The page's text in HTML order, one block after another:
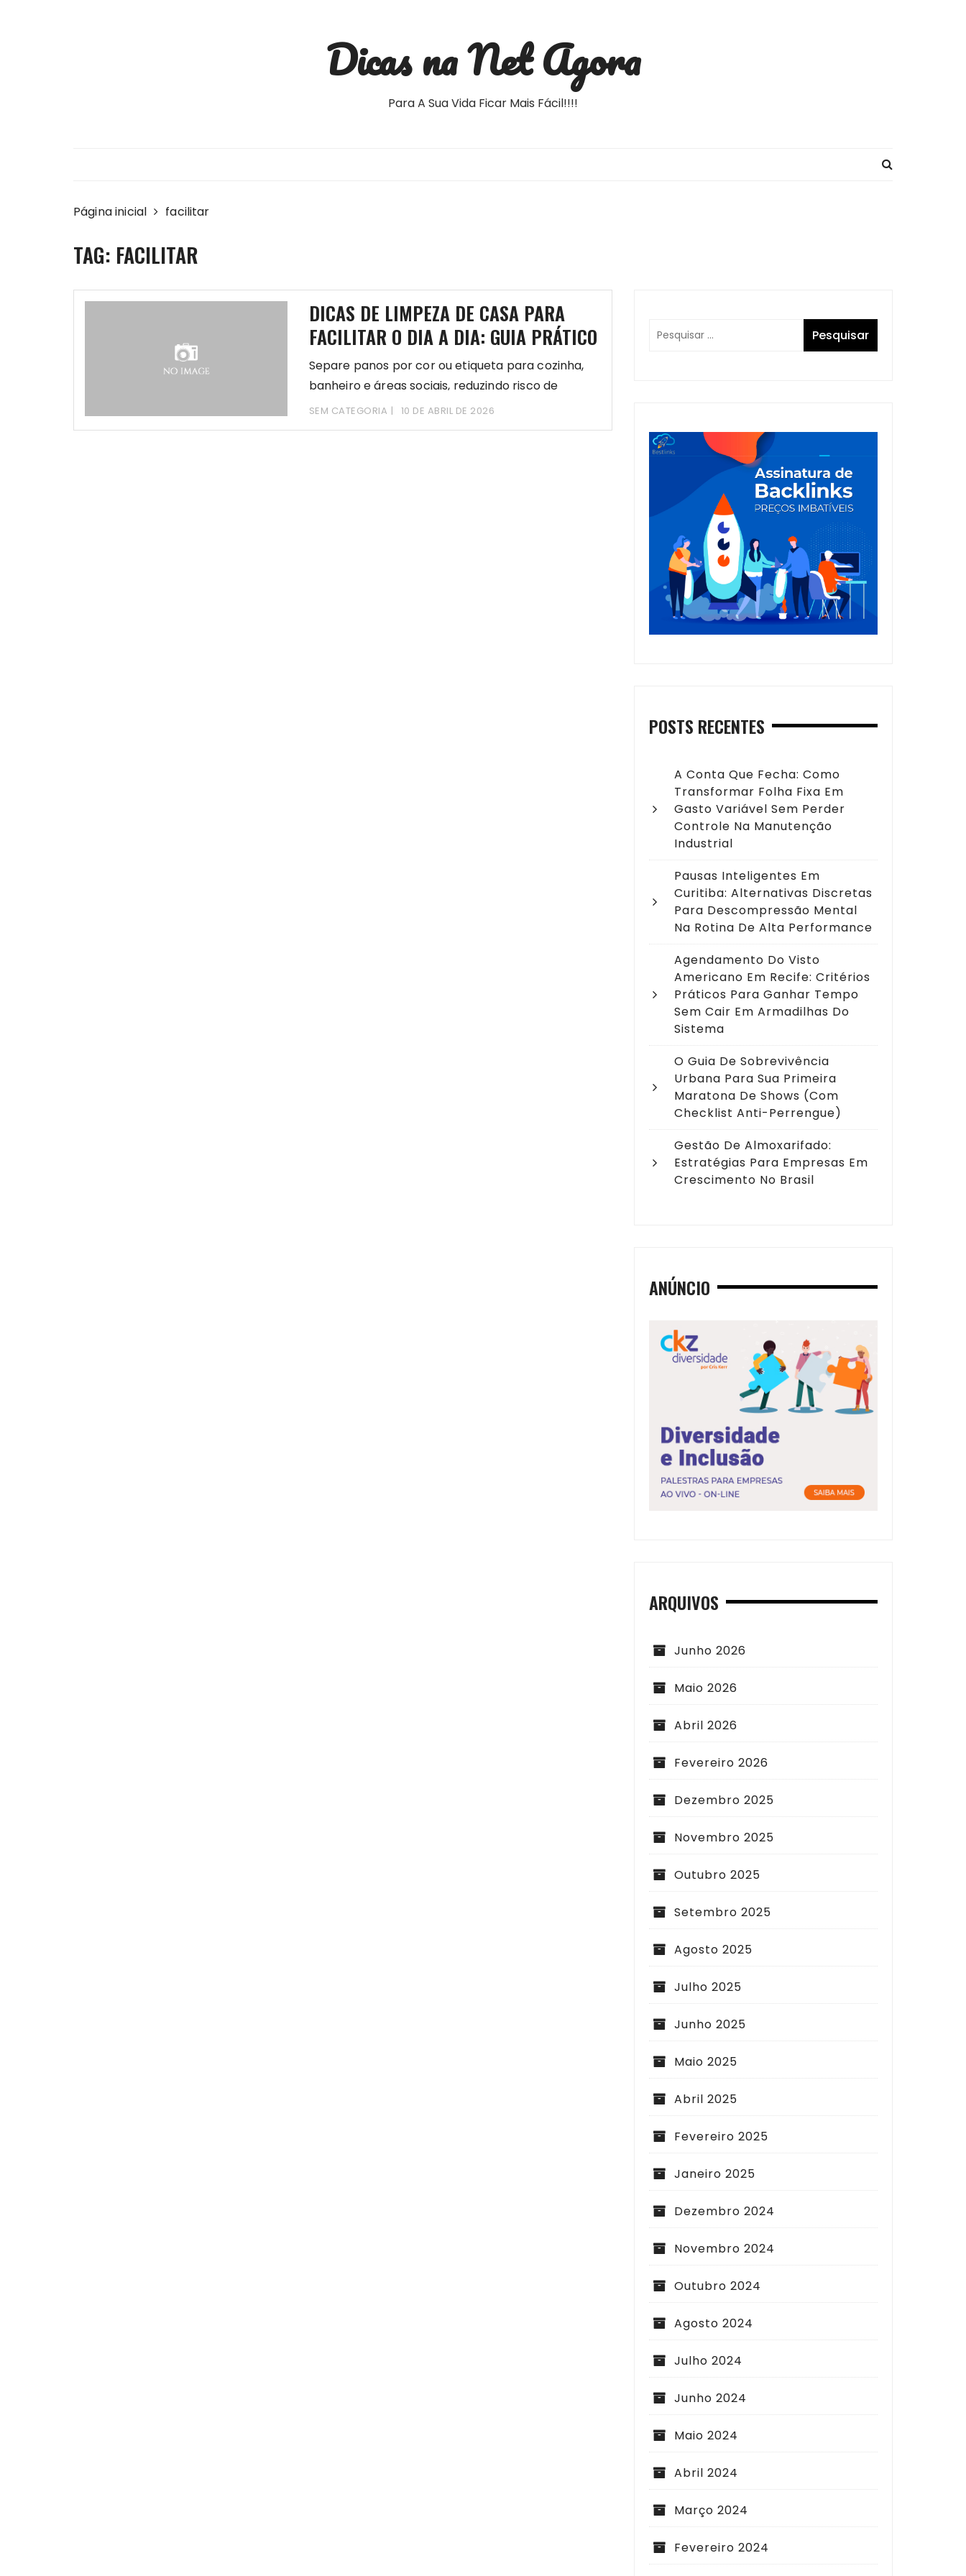
Dicas na Net Agora
Para A Sua Vida Ficar Mais Fácil!!!!
Página inicial facilitar
TAG: FACILITAR
DICAS DE LIMPEZA DE CASA PARA
FACILITAR O DIA A DIA: GUIA PRÁTICO
Separe panos por cor ou etiqueta para cozinha,
banheiro e áreas sociais, reduzindo risco de
SEM CATEGORIA 10 DE ABRIL DE 2026
POSTS RECENTES
A Conta Que Fecha: Como
Transformar Folha Fixa Em
Gasto Variável Sem Perder
Controle Na Manutenção
Industrial
Pausas Inteligentes Em
Curitiba: Alternativas Discretas
Para Descompressão Mental
Na Rotina De Alta Performance
Agendamento Do Visto
Americano Em Recife: Critérios
Práticos Para Ganhar Tempo
Sem Cair Em Armadilhas Do
Sistema
O Guia De Sobrevivência
Urbana Para Sua Primeira
Maratona De Shows (com
Checklist Anti-Perrengue)
Gestão De Almoxarifado:
Estratégias Para Empresas Em
Crescimento No Brasil
ANÚNCIO
ARQUIVOS
Junho 2026
Maio 2026
Abril 2026
Fevereiro 2026
Dezembro 2025
Novembro 2025
Outubro 2025
Setembro 2025
Agosto 2025
Julho 2025
Junho 2025
Maio 2025
Abril 2025
Fevereiro 2025
Janeiro 2025
Dezembro 2024
Novembro 2024
Outubro 2024
Agosto 2024
Julho 2024
Junho 2024
Maio 2024
Abril 2024
Março 2024
Fevereiro 2024